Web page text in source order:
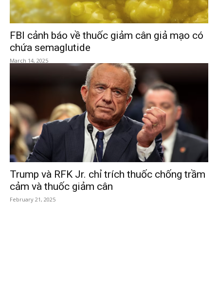
FBI cảnh báo về thuốc giảm cân giả mạo có
chứa semaglutide
March 14, 2025
Trump và RFK Jr. chỉ trích thuốc chống trầm
cảm và thuốc giảm cân
February 21, 2025